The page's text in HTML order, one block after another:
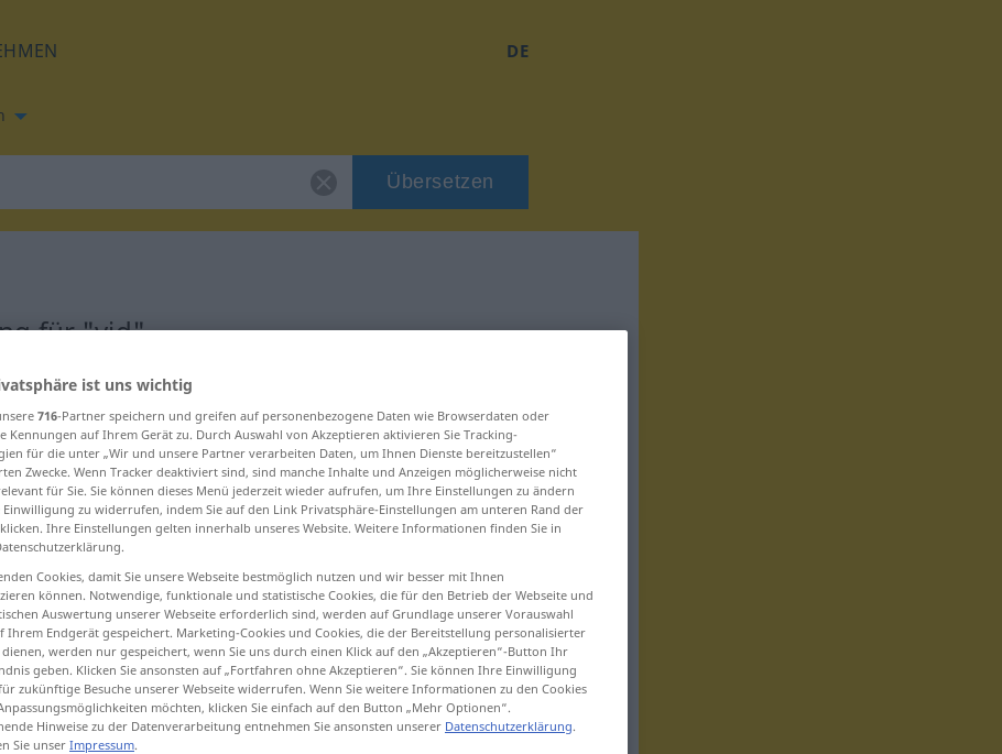
DE
Übersetzen
für "vid"
Aspekt, Art Form
n vid
ist uns wichtig
716-Partner speichern und greifen auf personenbezogene Daten wie Browserdaten oder
Kennungen auf Ihrem Gerät zu. Durch Auswahl von Akzeptieren aktivieren Sie Tracking-
für die unter „Wir und unsere Partner verarbeiten Daten, um Ihnen Dienste bereitzustellen“
Zwecke. Wenn Tracker deaktiviert sind, sind manche Inhalte und Anzeigen möglicherweise nicht
für Sie. Sie können dieses Menü jederzeit wieder aufrufen, um Ihre Einstellungen zu ändern
zu widerrufen, indem Sie auf den Link Privatsphäre-Einstellungen am unteren Rand der
Ihre Einstellungen gelten innerhalb unseres Website. Weitere Informationen finden Sie in
Cookies, damit Sie unsere Webseite bestmöglich nutzen und wir besser mit Ihnen
können. Notwendige, funktionale und statistische Cookies, die für den Betrieb der Webseite und
Auswertung unserer Webseite erforderlich sind, werden auf Grundlage unserer Vorauswahl
Ihrem Endgerät gespeichert. Marketing-Cookies und Cookies, die der Bereitstellung personalisierter
werden nur gespeichert, wenn Sie uns durch einen Klick auf den „Akzeptieren“-Button Ihr
geben. Klicken Sie ansonsten auf „Fortfahren ohne Akzeptieren“. Sie können Ihre Einwilligung
zukünftige Besuche unserer Webseite widerrufen. Wenn Sie weitere Informationen zu den Cookies
möchten, klicken Sie einfach auf den Button „Mehr Optionen“.
Hinweise zu der Datenverarbeitung entnehmen Sie ansonsten unserer Datenschutzerklärung.
Sie unser Impressum.